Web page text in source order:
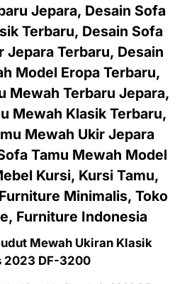
Jepara, Desain Sofa
Terbaru, Desain Sofa
Jepara Terbaru, Desain
Model Eropa Terbaru,
Mewah Terbaru Jepara,
Mewah Klasik Terbaru,
Mewah Ukir Jepara
Tamu Mewah Model
Kursi, Kursi Tamu,
Minimalis, Toko
Furniture Indonesia
Mewah Ukiran Klasik
2023 DF-3200